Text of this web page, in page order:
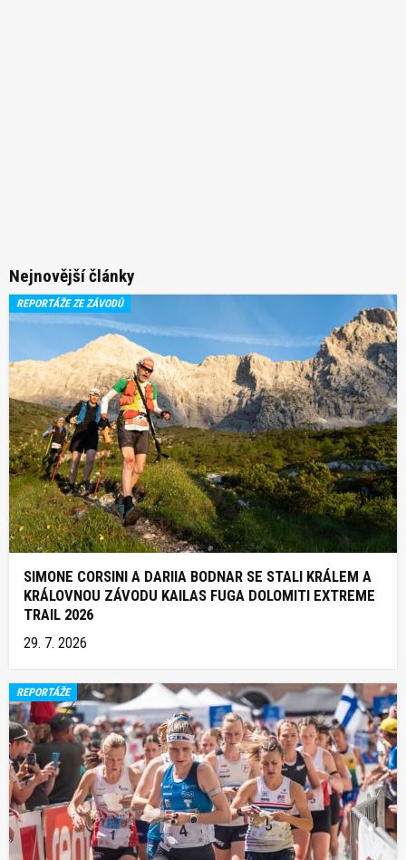
Nejnovější články
REPORTÁŽE ZE ZÁVODŮ
SIMONE CORSINI A DARIIA BODNAR SE STALI KRÁLEM A
KRÁLOVNOU ZÁVODU KAILAS FUGA DOLOMITI EXTREME
TRAIL 2026
29. 7. 2026
REPORTÁŽE